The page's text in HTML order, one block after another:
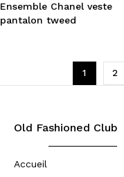
Ensemble Chanel veste
pantalon tweed
1 2
Old Fashioned Club
Accueil